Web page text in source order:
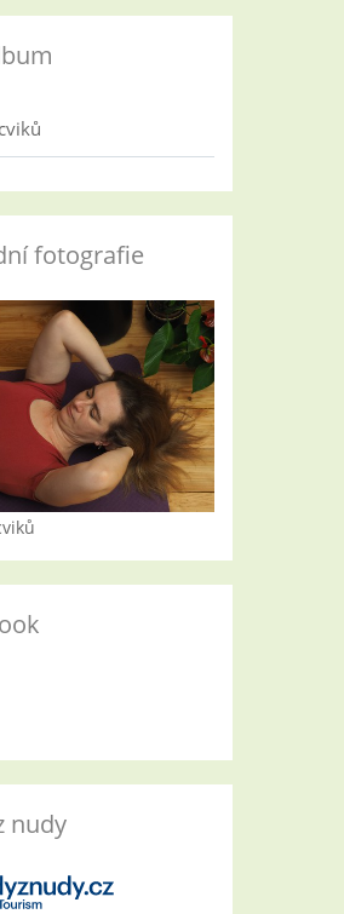
fotografie
nudy